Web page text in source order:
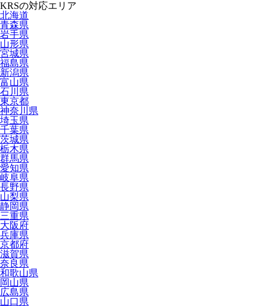
KRSの対応エリア
北海道
青森県
岩手県
山形県
宮城県
福島県
新潟県
富山県
石川県
東京都
神奈川県
埼玉県
千葉県
茨城県
栃木県
群馬県
愛知県
岐阜県
長野県
山梨県
静岡県
三重県
大阪府
兵庫県
京都府
滋賀県
奈良県
和歌山県
岡山県
広島県
山口県